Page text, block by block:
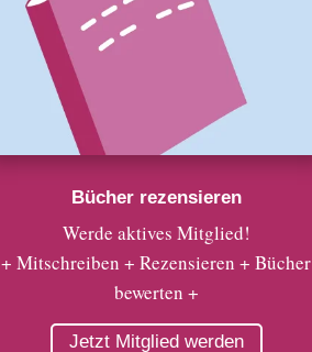
Bücher rezensieren
Werde aktives Mitglied!
+ Mitschreiben + Rezensieren + Bücher
bewerten +
Jetzt Mitglied werden